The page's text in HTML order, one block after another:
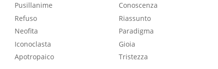
Pusillanime
Refuso
Neofita
Iconoclasta
Apotropaico
Conoscenza
Riassunto
Paradigma
Gioia
Tristezza